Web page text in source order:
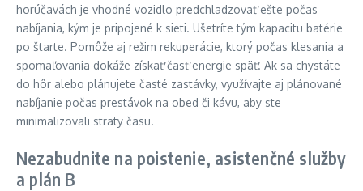
horúčavách je vhodné vozidlo predchladzovať ešte počas
nabíjania, kým je pripojené k sieti. Ušetríte tým kapacitu batérie
po štarte. Pomôže aj režim rekuperácie, ktorý počas klesania a
spomaľovania dokáže získať časť energie späť. Ak sa chystáte
do hôr alebo plánujete časté zastávky, využívajte aj plánované
nabíjanie počas prestávok na obed či kávu, aby ste
minimalizovali straty času.
Nezabudnite na poistenie, asistenčné služby
a plán B